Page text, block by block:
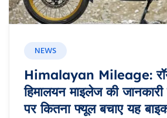
NEWS
Himalayan Mileage:
हिमालयन माइलेज की
पर कितना फ्यूल बचाए यह